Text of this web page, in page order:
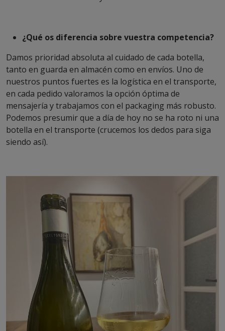
¿Qué os diferencia sobre vuestra competencia?
Damos prioridad absoluta al cuidado de cada botella,
tanto en guarda en almacén como en envíos. Uno de
nuestros puntos fuertes es la logística en el transporte,
en cada pedido valoramos la opción óptima de
mensajería y trabajamos con el packaging más robusto.
Podemos presumir que a día de hoy no se ha roto ni una
botella en el transporte (crucemos los dedos para siga
siendo así).